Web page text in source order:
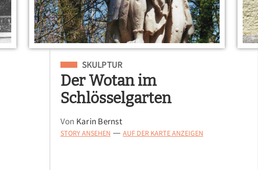
Eingeordnet unter
SKULPTUR
Der Wotan im
Schlösselgarten
Von Karin Bernst
STORY ANSEHEN — AUF DER KARTE ANZEIGEN